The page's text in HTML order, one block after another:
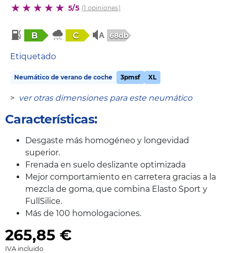
5/5 (1 opiniones)
B C 68db
Etiquetado
Neumático de verano de coche 3pmsf XL
> ver otras dimensiones para este neumático
Características:
Desgaste más homogéneo y longevidad
superior.
Frenada en suelo deslizante optimizada
Mejor comportamiento en carretera gracias a la
mezcla de goma, que combina Elasto Sport y
FullSilice.
Más de 100 homologaciones.
265,85 €
IVA incluido